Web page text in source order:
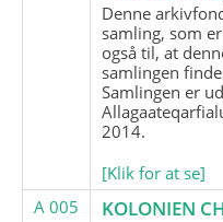
Denne
samling, som
også til, at
samlingen
Samlingen er
2014.
[Klik for at se]
A 005
KOLONIEN